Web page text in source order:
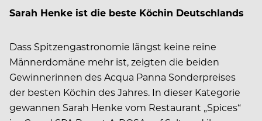
Sarah Henke ist die beste Köchin Deutschlands
Dass Spitzengastronomie längst keine reine
Männerdomäne mehr ist, zeigten die beiden
Gewinnerinnen des Acqua Panna Sonderpreises
der besten Köchin des Jahres. In dieser Kategorie
gewannen Sarah Henke vom Restaurant „Spices“